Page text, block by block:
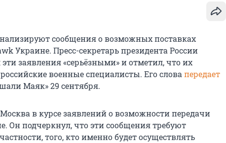
сообщения о возможных поставках
Украине. Пресс-секретарь президента России
заявления «серьёзными» и отметил, что их
военные специалисты. Его слова передает
Маяк»29 сентября.
в курсе заявлений о возможности передачи
Он подчеркнул, что эти сообщения требуют
того, кто именно будет осуществлять